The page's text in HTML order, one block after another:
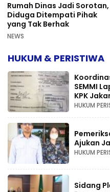
Rumah Dinas Jadi Sorotan,
Diduga Ditempati Pihak
yang Tak Berhak
NEWS
HUKUM & PERISTIWA
SEMMI
KPK
HUKUM
Ajukan
HUKUM
Sidang